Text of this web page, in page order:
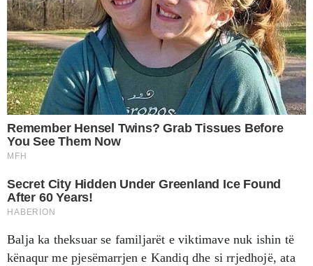
Balja ka theksuar se familjarët e viktimave nuk ishin të
kënaqur me pjesëmarrjen e Kandiq dhe si rrjedhojë, ata